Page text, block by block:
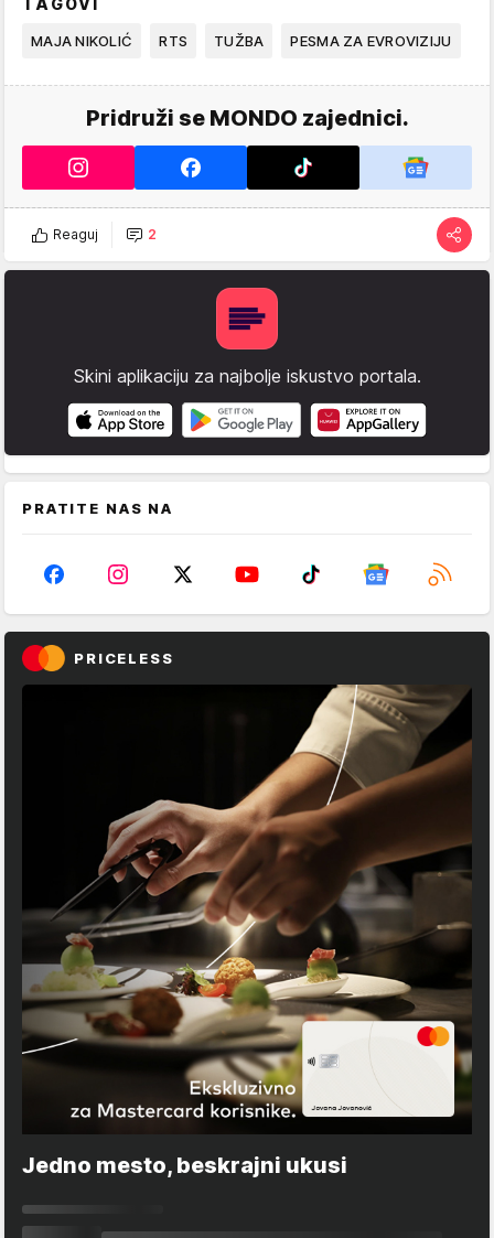
TAGOVI
MAJA NIKOLIĆ RTS TUŽBA PESMA ZA EVROVIZIJU
Pridruži se MONDO zajednici.
Reaguj 2
Skini aplikaciju za najbolje iskustvo portala.
PRATITE NAS NA
PRICELESS
Jedno mesto, beskrajni ukusi